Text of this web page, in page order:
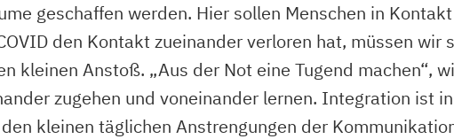
geschaffen werden. Hier sollen Menschen in
den Kontakt zueinander verloren hat, müssen wir
kleinen Anstoß. „Aus der Not eine Tugend machen“,
zugehen und voneinander lernen. Integration ist
kleinen täglichen Anstrengungen der